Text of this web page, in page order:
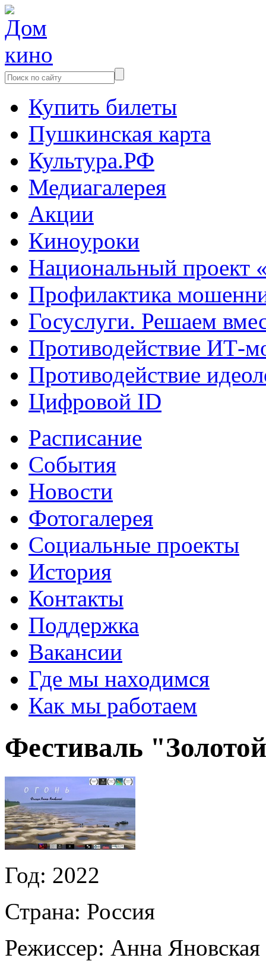
Купить билеты
Пушкинская карта
Культура.РФ
Медиагалерея
Акции
Киноуроки
Национальный проект
Профилактика
Госуслуги. Решаем
Противодействие ИТ-
Противодействие
Цифровой ID
Расписание
События
Новости
Фотогалерея
Социальные проекты
История
Контакты
Поддержка
Вакансии
Где мы находимся
Как мы работаем
Фестиваль
Год: 2022
Страна: Россия
Режиссер: Анна Яновская